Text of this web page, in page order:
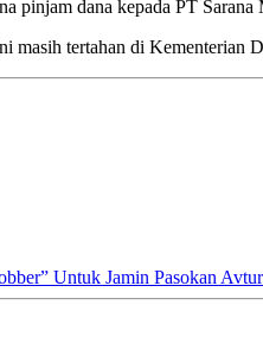
pinjam dana kepada PT
tertahan di Kementerian
Untuk Jamin Pasokan Avtur